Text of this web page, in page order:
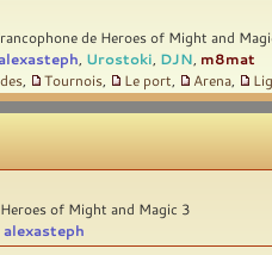
de Heroes of Might and
Urostoki DJN m8mat
Tournois Le port Arena
of Might and Magic 3
alexasteph